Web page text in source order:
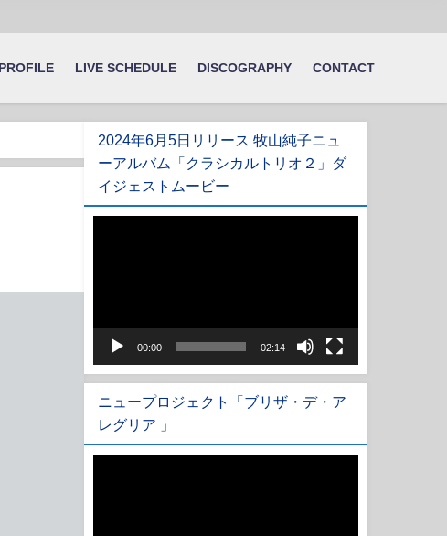
PROFILE LIVE SCHEDULE DISCOGRAPHY CONTACT
2024年6月5日リリース 牧山純子ニュ
ーアルバム「クラシカルトリオ２」ダ
イジェストムービー
ー
00:00 02:14
ニュープロジェクト「ブリザ・デ・ア
レグリア 」